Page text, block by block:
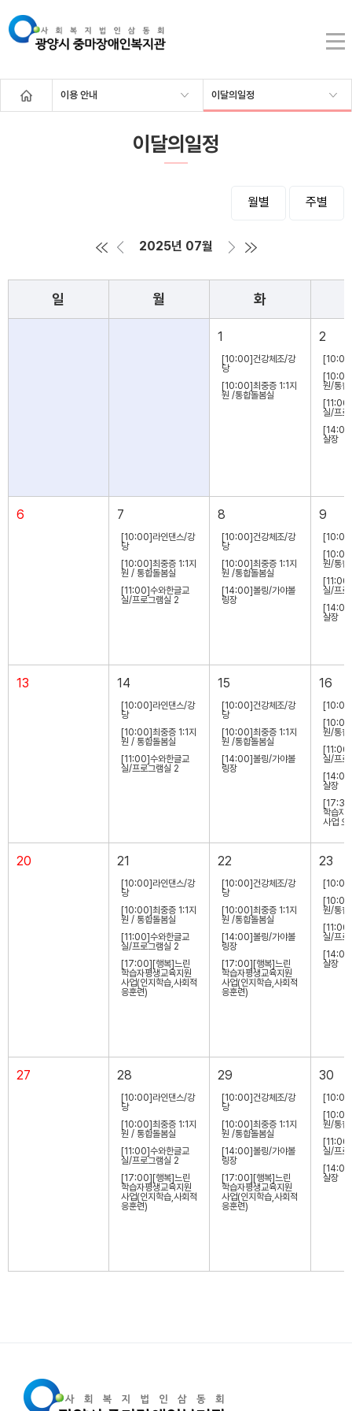
이용 안내 이달의일정
이달의일정
월별 주별
2025년 07월
일 월 화
1
[10:00]건강체조/강
당
[10:00]최중증 1:1지
원 /통합돌봄실
2
[10:00]
원/통합
[11:00]
실/프로
살장
6 7
[10:00]라인댄스/강
당
[10:00]최중증 1:1지
원 / 통합돌봄실
[11:00]수와한글교
실/프로그램실 2
8
[10:00]건강체조/강
당
[10:00]최중증 1:1지
원 /통합돌봄실
[14:00]볼링/가야볼
링장
9
[10:00]
원/통합
[11:00]
실/프로
살장
13 14
[10:00]라인댄스/강
당
[10:00]최중증 1:1지
원 / 통합돌봄실
[11:00]수와한글교
실/프로그램실 2
15
[10:00]건강체조/강
당
[10:00]최중증 1:1지
원 /통합돌봄실
[14:00]볼링/가야볼
링장
16
[10:00]
원/통합
[11:00]
실/프로
살장
학습자
사업 오
20 21
[10:00]라인댄스/강
당
[10:00]최중증 1:1지
원 / 통합돌봄실
[11:00]수와한글교
실/프로그램실 2
[17:00][행복]느린
학습자평생교육지원
사업(인지학습,사회적
응훈련)
22
[10:00]건강체조/강
당
[10:00]최중증 1:1지
원 /통합돌봄실
[14:00]볼링/가야볼
링장
[17:00][행복]느린
학습자평생교육지원
사업(인지학습,사회적
응훈련)
23
[10:00]
원/통합
[11:00]
실/프로
살장
27 28
[10:00]라인댄스/강
당
[10:00]최중증 1:1지
원 / 통합돌봄실
[11:00]수와한글교
실/프로그램실 2
[17:00][행복]느린
학습자평생교육지원
사업(인지학습,사회적
응훈련)
29
[10:00]건강체조/강
당
[10:00]최중증 1:1지
원 /통합돌봄실
[14:00]볼링/가야볼
링장
[17:00][행복]느린
학습자평생교육지원
사업(인지학습,사회적
응훈련)
30
[10:00]
원/통합
[11:00]
실/프로
살장